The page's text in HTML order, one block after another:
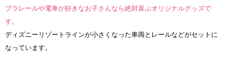
プラレールや電車が好きなお子さんなら絶対喜ぶオリジナルグッズで
す。
ディズニーリゾートラインが小さくなった車両とレールなどがセットに
なっています。